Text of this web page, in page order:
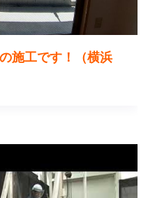
施工です！（横浜